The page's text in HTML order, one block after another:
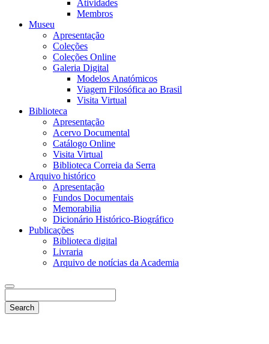
Atividades
Membros
Museu
Apresentação
Coleções
Coleções Online
Galeria Digital
Modelos Anatómicos
Viagem Filosófica ao Brasil
Visita Virtual
Biblioteca
Apresentação
Acervo Documental
Catálogo Online
Visita Virtual
Biblioteca Correia da Serra
Arquivo histórico
Apresentação
Fundos Documentais
Memorabilia
Dicionário Histórico-Biográfico
Publicações
Biblioteca digital
Livraria
Arquivo de notícias da Academia